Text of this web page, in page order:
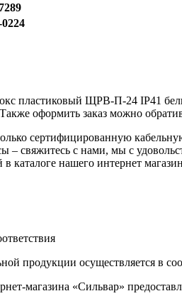
пластиковый ЩРВ-П-24 IP41
оформить заказ можно
сертифицированную
– свяжитесь с нами, мы с
каталоге нашего интернет
продукции осуществляется в
магазина «Сильвар»